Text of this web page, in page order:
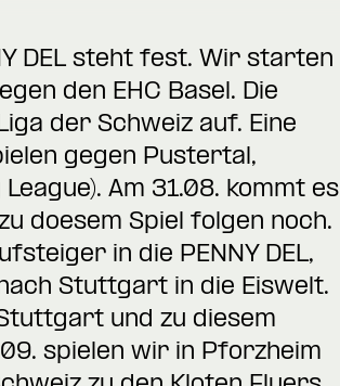
DEL steht fest. Wir starten
den EHC Basel. Die
der Schweiz auf. Eine
gegen Pustertal,
Am 31.08. kommt es
doesem Spiel folgen noch.
in die PENNY DEL,
Stuttgart in die Eiswelt.
und zu diesem
spielen wir in Pforzheim